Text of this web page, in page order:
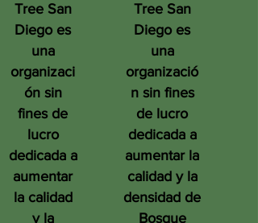
Tree San
Diego es
una
organizaci
ón sin
fines de
lucro
dedicada a
aumentar
la calidad
y la
Tree San
Diego es
una
organizació
n sin fines
de lucro
dedicada a
aumentar la
calidad y la
densidad de
Bosque